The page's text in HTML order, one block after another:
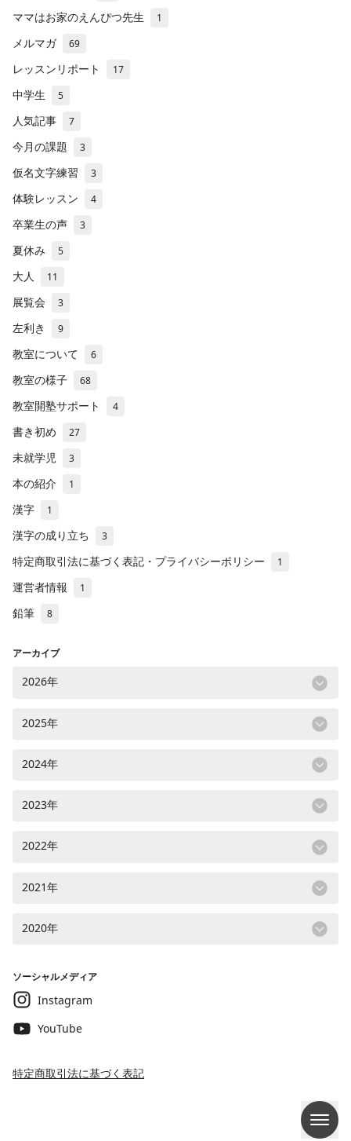
ママはお家のえんぴつ先生 1
メルマガ 69
レッスンリポート 17
中学生 5
人気記事 7
今月の課題 3
仮名文字練習 3
体験レッスン 4
卒業生の声 3
夏休み 5
大人 11
展覧会 3
左利き 9
教室について 6
教室の様子 68
教室開塾サポート 4
書き初め 27
未就学児 3
本の紹介 1
漢字 1
漢字の成り立ち 3
特定商取引法に基づく表記・プライバシーポリシー 1
運営者情報 1
鉛筆 8
アーカイブ
2026年
2025年
2024年
2023年
2022年
2021年
2020年
ソーシャルメディア
Instagram
YouTube
特定商取引法に基づく表記